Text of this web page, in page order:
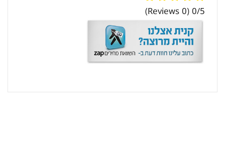
0/5
(0 Reviews)